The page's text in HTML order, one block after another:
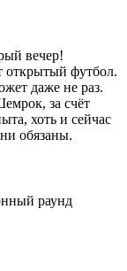
вечер!
открытый футбол.
даже не раз.
за счёт
хоть и сейчас
обязаны.
раунд